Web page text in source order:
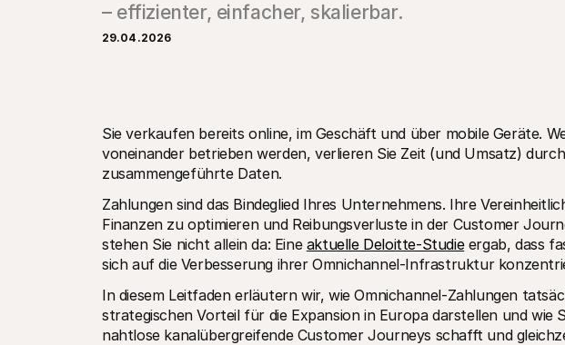
– effizienter, einfacher, skalierbar.
29.04.2026
Sie verkaufen bereits online, im Geschäft und über mobile Geräte.
voneinander betrieben werden, verlieren Sie Zeit (und Umsatz)
zusammengeführte Daten.
Zahlungen sind das Bindeglied Ihres Unternehmens. Ihre
Finanzen zu optimieren und Reibungsverluste in der Customer
stehen Sie nicht allein da: Eine aktuelle Deloitte-Studie ergab, dass
sich auf die Verbesserung ihrer Omnichannel-Infrastruktur
In diesem Leitfaden erläutern wir, wie Omnichannel-Zahlungen
strategischen Vorteil für die Expansion in Europa darstellen und wie
nahtlose kanalübergreifende Customer Journeys schafft und